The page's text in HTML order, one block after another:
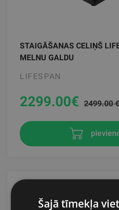
STAIGĀŠANAS CELIŅŠ
MELNU GALDU
LIFESPAN
2299.00€ 2499.00 €
Šajā tīmekļa